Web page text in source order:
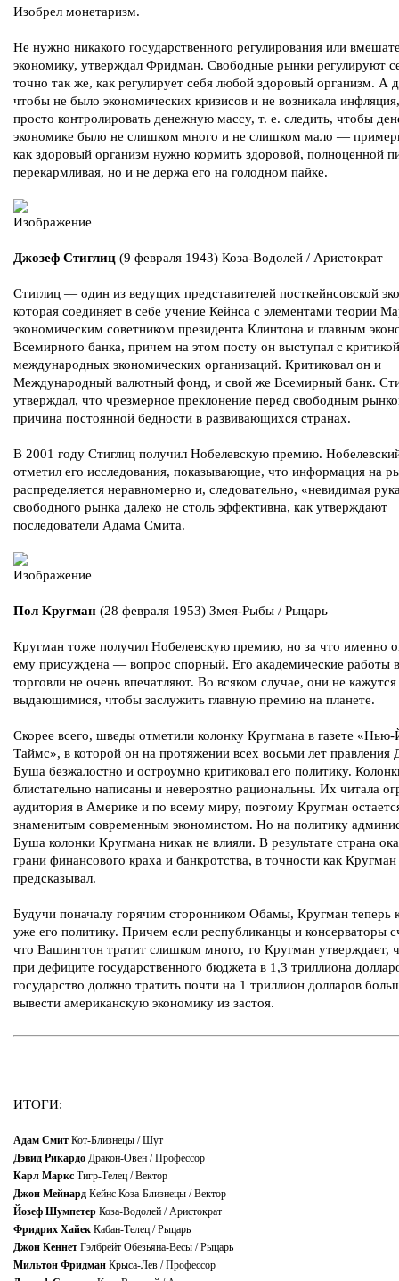
Изобрел монетаризм.
Не нужно никакого государственного регулирования или
экономику, утверждал Фридман. Свободные рынки регулируют
точно так же, как регулирует себя любой здоровый организм. А
чтобы не было экономических кризисов и не возникала
просто контролировать денежную массу, т. е. следить, чтобы
экономике было не слишком много и не слишком мало —
как здоровый организм нужно кормить здоровой, полноценной
перекармливая, но и не держа его на голодном пайке.
Джозеф Стиглиц (9 февраля 1943) Коза-Водолей / Аристократ
Стиглиц — один из ведущих представителей посткейнсовской
которая соединяет в себе учение Кейнса с элементами теории
экономическим советником президента Клинтона и главным
Всемирного банка, причем на этом посту он выступал с
международных экономических организаций. Критиковал он и
Международный валютный фонд, и свой же Всемирный банк.
утверждал, что чрезмерное преклонение перед свободным
причина постоянной бедности в развивающихся странах.
В 2001 году Стиглиц получил Нобелевскую премию.
отметил его исследования, показывающие, что информация на
распределяется неравномерно и, следовательно, «невидимая
свободного рынка далеко не столь эффективна, как утверждают
последователи Адама Смита.
Пол Кругман (28 февраля 1953) Змея-Рыбы / Рыцарь
Кругман тоже получил Нобелевскую премию, но за что именно
ему присуждена — вопрос спорный. Его академические работы
торговли не очень впечатляют. Во всяком случае, они не кажутся
выдающимися, чтобы заслужить главную премию на планете.
Скорее всего, шведы отметили колонку Кругмана в газете
Таймс», в которой он на протяжении всех восьми лет
Буша безжалостно и остроумно критиковал его политику.
блистательно написаны и невероятно рациональны. Их читала
аудитория в Америке и по всему миру, поэтому Кругман
знаменитым современным экономистом. Но на политику
Буша колонки Кругмана никак не влияли. В результате страна
грани финансового краха и банкротства, в точности как
предсказывал.
Будучи поначалу горячим сторонником Обамы, Кругман теперь
уже его политику. Причем если республиканцы и консерваторы
что Вашингтон тратит слишком много, то Кругман утверждает,
при дефиците государственного бюджета в 1,3 триллиона
государство должно тратить почти на 1 триллион долларов
вывести американскую экономику из застоя.
ИТОГИ:
Адам Смит Кот-Близнецы / Шут
Дэвид Рикардо Дракон-Овен / Профессор
Карл Маркс Тигр-Телец / Вектор
Джон Мейнард Кейнс Коза-Близнецы / Вектор
Йозеф Шумпетер Коза-Водолей / Аристократ
Фридрих Хайек Кабан-Телец / Рыцарь
Джон Кеннет Гэлбрейт Обезьяна-Весы / Рыцарь
Мильтон Фридман Крыса-Лев / Профессор